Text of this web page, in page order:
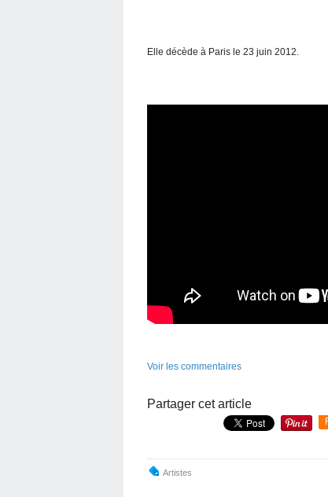
Elle décède à Paris le 23 juin 2012.
Voir les commentaires
Partager cet article
Artistes